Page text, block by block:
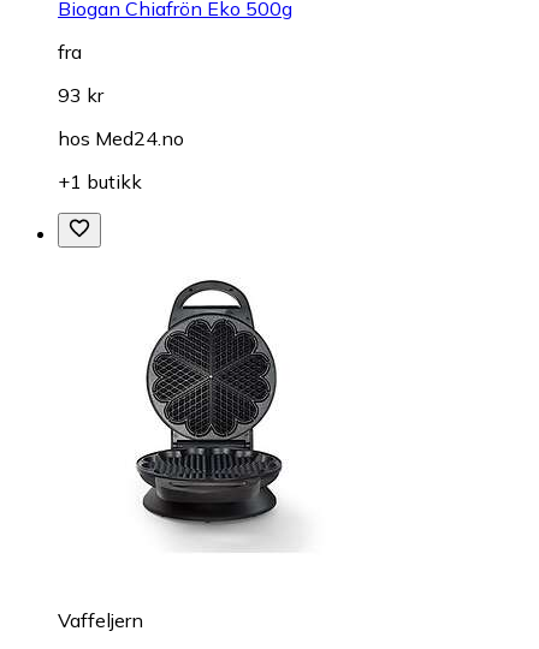
Biogan Chiafrön Eko 500g
fra
93 kr
hos Med24.no
+1 butikk
Vaffeljern